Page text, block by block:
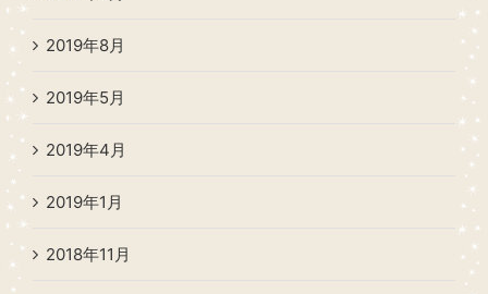
2019年8月
2019年5月
2019年4月
2019年1月
2018年11月